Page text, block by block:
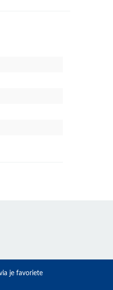
je favoriete